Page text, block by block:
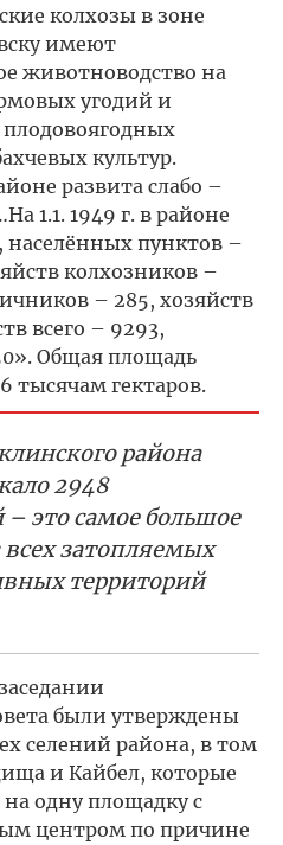
колхозы в зоне
имеют
животноводство на
угодий и
культур.
развита слабо –
1.1. 1949 г. в районе
населённых пунктов –
колхозников –
– 285, хозяйств
всего – 9293,
Общая площадь
тысячам гектаров.
района
2948
это самое большое
всех затопляемых
территорий
были утверждены
селений района, в том
и Кайбел, которые
одну площадку с
центром по причине